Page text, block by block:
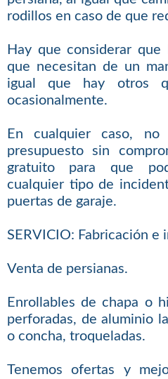
rodillos en caso de que
Hay que considerar
que necesitan de un
igual que hay otros
ocasionalmente.
En cualquier caso, no
presupuesto sin
gratuito para que
cualquier tipo de
puertas de garaje.
SERVICIO: Fabricación e
Venta de persianas.
Enrollables de chapa o
perforadas, de aluminio
o concha, troqueladas.
Tenemos ofertas y